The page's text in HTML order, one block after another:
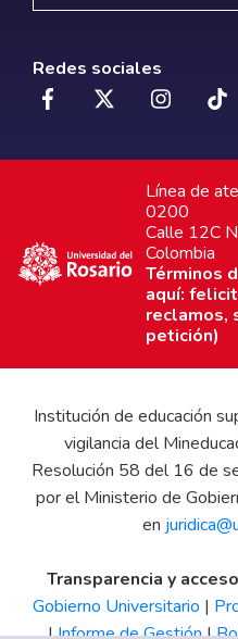
Redes sociales
Línea de
0200
Calle 12C
Colombia
Términos
aquí:
reclamos,
petición)
Institución de educación
vigilancia del
Resolución 58 del 16 de
por el Ministerio de
en
Transparencia y
Gobierno Universitario |
|Informe de Gestión|